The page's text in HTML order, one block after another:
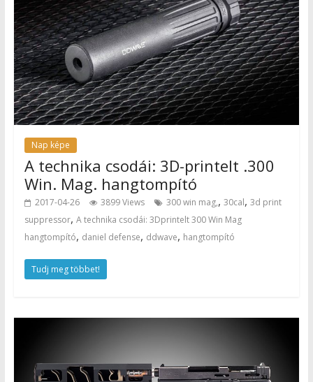
Nap képe
A technika csodái: 3D-printelt .300
Win. Mag. hangtompító
2017-04-26 3899 Views 300 win mag,, 30cal, 3d print
suppressor, A technika csodái: 3Dprintelt 300 Win Mag
hangtompító, daniel defense, ddwave, hangtompító
Tudj meg többet!